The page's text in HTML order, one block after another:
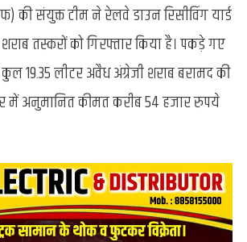
से
गिरफ्तारी
की संयुक्त टीम ने रेलवे डाउन रिसीविंग यार्ड
तस्करों को गिरफ्तार किया है। पकड़े गए
19.35 लीटर अवैध अंग्रेजी शराब बरामद की
में अनुमानित कीमत करीब 54 हजार रुपये